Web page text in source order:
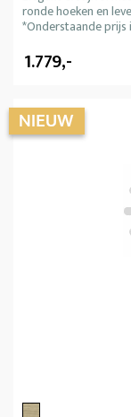
ronde hoeken en
*Onderstaande prijs
1.779,-